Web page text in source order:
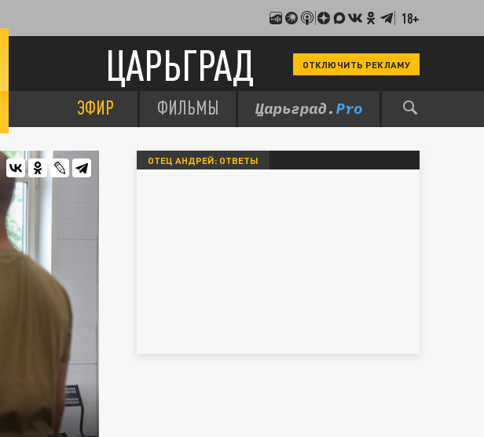
18+
ЦАРЬГРАД ОТКЛЮЧИТЬ РЕКЛАМУ
ЭФИР ФИЛЬМЫ
ОТЕЦ АНДРЕЙ: ОТВЕТЫ